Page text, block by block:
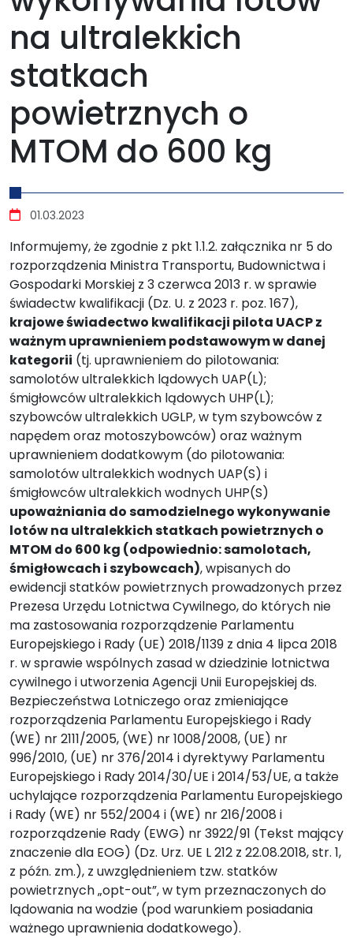
na ultralekkich
statkach
powietrznych o
MTOM do 600 kg
Szczegóły
01.03.2023
Informujemy, że zgodnie z pkt 1.1.2. załącznika nr 5 do
rozporządzenia Ministra Transportu, Budownictwa i
Gospodarki Morskiej z 3 czerwca 2013 r. w sprawie
świadectw kwalifikacji (Dz. U. z 2023 r. poz. 167),
krajowe świadectwo kwalifikacji pilota UACP z
ważnym uprawnieniem podstawowym w danej
kategorii (tj. uprawnieniem do pilotowania:
samolotów ultralekkich lądowych UAP(L);
śmigłowców ultralekkich lądowych UHP(L);
szybowców ultralekkich UGLP, w tym szybowców z
napędem oraz motoszybowców) oraz ważnym
uprawnieniem dodatkowym (do pilotowania:
samolotów ultralekkich wodnych UAP(S) i
śmigłowców ultralekkich wodnych UHP(S)
upoważniania do samodzielnego wykonywanie
lotów na ultralekkich statkach powietrznych o
MTOM do 600 kg (odpowiednio: samolotach,
śmigłowcach i szybowcach), wpisanych do
ewidencji statków powietrznych prowadzonych przez
Prezesa Urzędu Lotnictwa Cywilnego, do których nie
ma zastosowania rozporządzenie Parlamentu
Europejskiego i Rady (UE) 2018/1139 z dnia 4 lipca 2018
r. w sprawie wspólnych zasad w dziedzinie lotnictwa
cywilnego i utworzenia Agencji Unii Europejskiej ds.
Bezpieczeństwa Lotniczego oraz zmieniające
rozporządzenia Parlamentu Europejskiego i Rady
(WE) nr 2111/2005, (WE) nr 1008/2008, (UE) nr
996/2010, (UE) nr 376/2014 i dyrektywy Parlamentu
Europejskiego i Rady 2014/30/UE i 2014/53/UE, a także
uchylające rozporządzenia Parlamentu Europejskiego
i Rady (WE) nr 552/2004 i (WE) nr 216/2008 i
rozporządzenie Rady (EWG) nr 3922/91 (Tekst mający
znaczenie dla EOG) (Dz. Urz. UE L 212 z 22.08.2018, str. 1,
z późn. zm.), z uwzględnieniem tzw. statków
powietrznych „opt-out”, w tym przeznaczonych do
lądowania na wodzie (pod warunkiem posiadania
ważnego uprawnienia dodatkowego).